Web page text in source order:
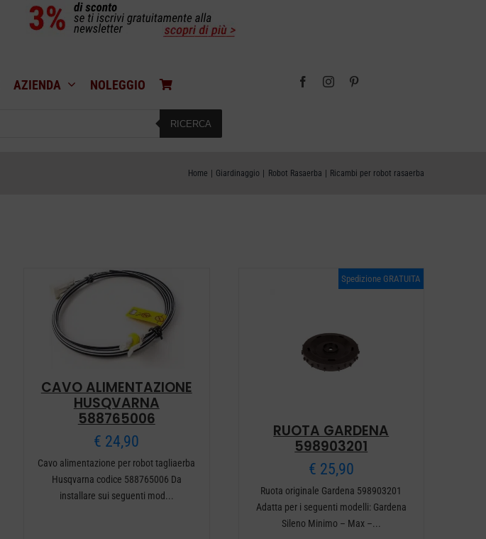
AZIENDA NOLEGGIO
RICERCA
Home Giardinaggio Robot Rasaerba Ricambi per robot rasaerba
CAVO ALIMENTAZIONE
HUSQVARNA
588765006
€ 24,90
Cavo alimentazione per robot tagliaerba
Husqvarna codice 588765006 Da
installare sui seguenti mod...
Spedizione GRATUITA
RUOTA GARDENA
598903201
€ 25,90
Ruota originale Gardena 598903201
Adatta per i seguenti modelli: Gardena
Sileno Minimo – Max –...